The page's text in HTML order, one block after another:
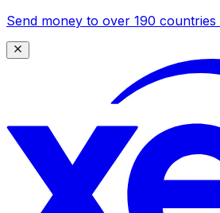
Send money to over 190 countries